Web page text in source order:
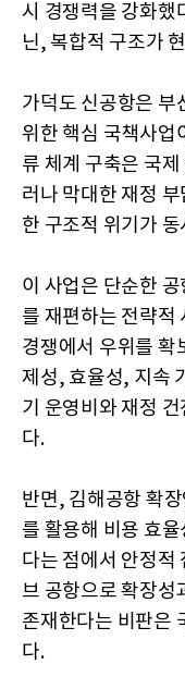
시 경쟁력을 강화했
닌, 복합적 구조가
가덕도 신공항은 부
위한 핵심 국책사업
류 체계 구축은 국
러나 막대한 재정
한 구조적 위기가
이 사업은 단순한
를 재편하는 전략적
경쟁에서 우위를 확
제성, 효율성, 지속
기 운영비와 재정
다.
반면, 김해공항 확
를 활용해 비용 효
다는 점에서 안정적
브 공항으로 확장성
존재한다는 비판은
다.